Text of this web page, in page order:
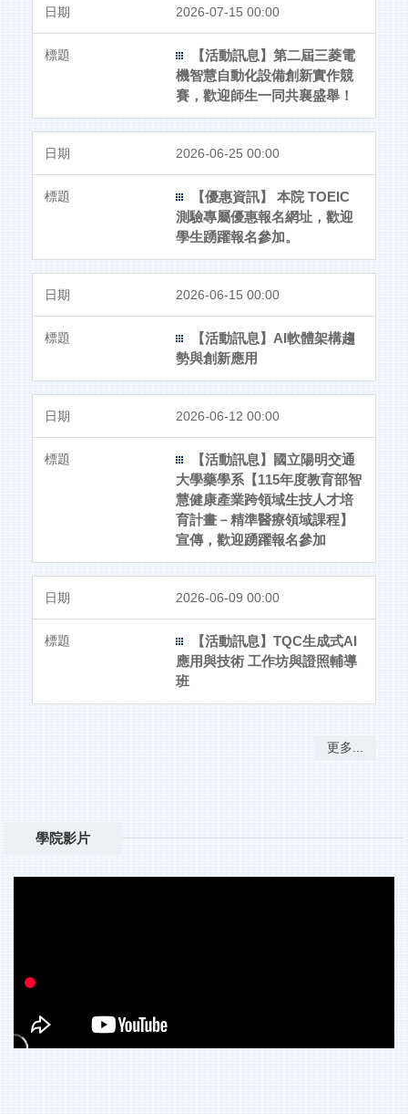
2026-07-15 00:00
【活動訊息】第二屆三菱電
機智慧自動化設備創新實作競
賽，歡迎師生一同共襄盛舉！
2026-06-25 00:00
【優惠資訊】 本院 TOEIC
測驗專屬優惠報名網址，歡迎
學生踴躍報名參加。
2026-06-15 00:00
【活動訊息】AI軟體架構趨
勢與創新應用
2026-06-12 00:00
【活動訊息】國立陽明交通
大學藥學系【115年度教育部智
慧健康產業跨領域生技人才培
育計畫－精準醫療領域課程】
宣傳，歡迎踴躍報名參加
2026-06-09 00:00
【活動訊息】TQC生成式AI
應用與技術 工作坊與證照輔導
班
更多...
學院影片